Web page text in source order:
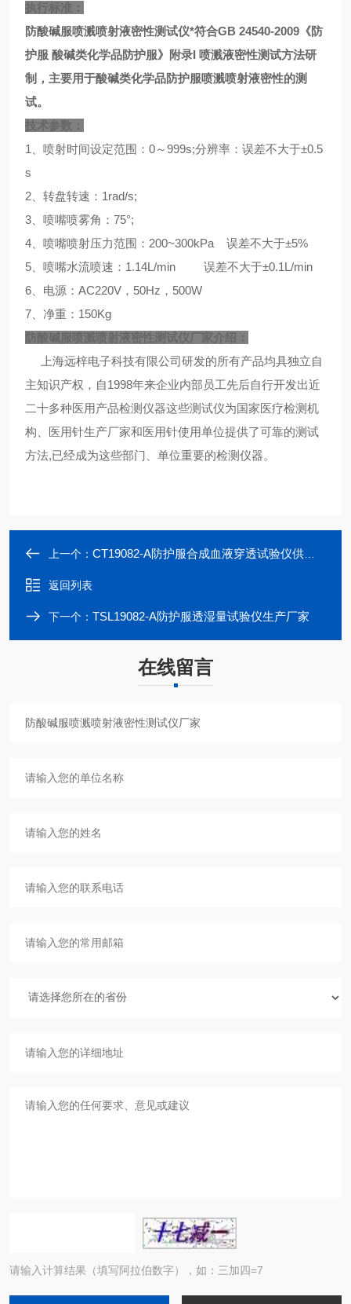
执行标准：
防酸碱服喷溅喷射液密性测试仪*符合GB 24540-2009《防
护服 酸碱类化学品防护服》附录I 喷溅液密性测试方法研
制，主要用于酸碱类化学品防护服喷溅喷射液密性的测
试。
技术参数：
1、喷射时间设定范围：0～999s;分辨率：误差不大于±0.5
s
2、转盘转速：1rad/s;
3、喷嘴喷雾角：75°;
4、喷嘴喷射压力范围：200~300kPa 误差不大于±5%
5、喷嘴水流喷速：1.14L/min 误差不大于±0.1L/min
6、电源：AC220V，50Hz，500W
7、净重：150Kg
防酸碱服喷溅喷射液密性测试仪厂家介绍：
上海远梓电子科技有限公司研发的所有产品均具独立自
主知识产权，自1998年来企业内部员工先后自行开发出近
二十多种医用产品检测仪器这些测试仪为国家医疗检测机
构、医用针生产厂家和医用针使用单位提供了可靠的测试
方法,已经成为这些部门、单位重要的检测仪器。
上一个： CT19082-A防护服合成血液穿透试验仪供应厂家
返回列表
下一个： TSL19082-A防护服透湿量试验仪生产厂家
在线留言
请输入计算结果（填写阿拉伯数字），如：三加四=7